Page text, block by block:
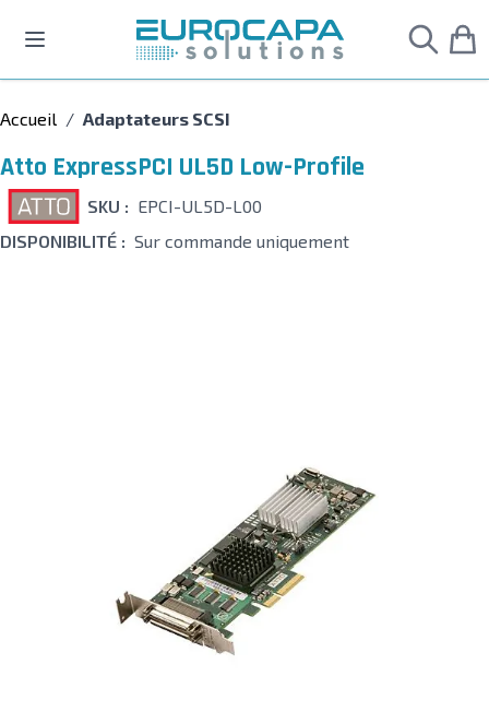
Accueil / Adaptateurs SCSI
Atto ExpressPCI UL5D Low-Profile
SKU : EPCI-UL5D-L00
DISPONIBILITÉ : Sur commande uniquement